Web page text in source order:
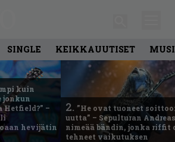
SINGLE KEIKKAUUTISET
kuin
jonkun
–
hevijätin
2. ”He ovat tuoneet
uutta” – Sepulturan
nimeää bändin, jonka riffit
tehneet vaikutuksen